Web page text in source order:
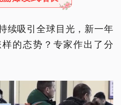
续吸引全球目光，新一年
的态势？专家作出了分